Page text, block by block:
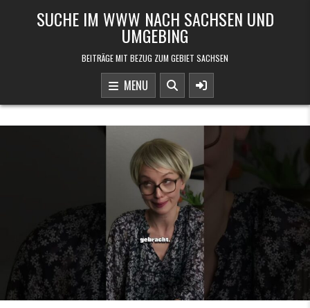
SUCHE IM WWW NACH SACHSEN UND
UMGEBING
BEITRÄGE MIT BEZUG ZUM GEBIET SACHSEN
MENU